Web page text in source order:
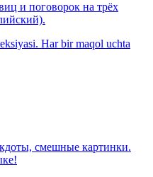
и поговорок на трёх
Har bir maqol uchta
смешные картинки.